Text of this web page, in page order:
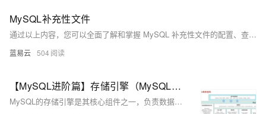
MySQL补充性文件
通过以上内容，您可以全面了解和掌握 MySQL 补充性文件的配置、查看及其作用，从而提升数据库管理的效率和质量。
蓝易云 504
【MySQL进阶篇】存储引擎（MySQL体系结构、InnoDB、MyISAM、Memory区别及特点、存储引擎的选择方案）
MySQL的存储引擎是其核心组件之一，负责数据的存储、索引和检索。不同的存储引擎具有不同的功能和特性，可以根据业务需求 选择合适的引擎。本文详细介绍了MySQL体系结构、InnoDB、MyISAM、Memory区别及特点、存储引擎的选择方案。